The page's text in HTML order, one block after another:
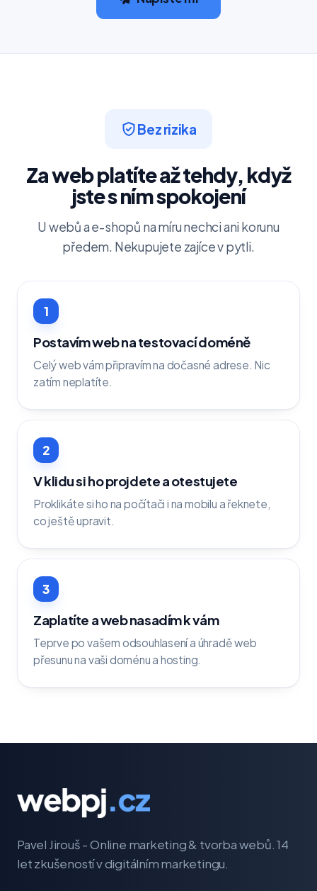
Bez rizika
Za web platíte až tehdy, když
jste s ním spokojení
U webů a e-shopů na míru nechci ani korunu
předem. Nekupujete zajíce v pytli.
1
Postavím web na testovací doméně
Celý web vám připravím na dočasné adrese. Nic
zatím neplatíte.
2
V klidu si ho projdete a otestujete
Proklikáte si ho na počítači i na mobilu a řeknete,
co ještě upravit.
3
Zaplatíte a web nasadím k vám
Teprve po vašem odsouhlasení a úhradě web
přesunu na vaši doménu a hosting.
Pavel Jirouš - Online marketing & tvorba webů. 14
let zkušeností v digitálním marketingu.